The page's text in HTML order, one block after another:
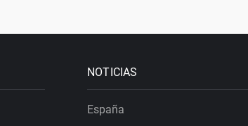
NOTICIAS
España